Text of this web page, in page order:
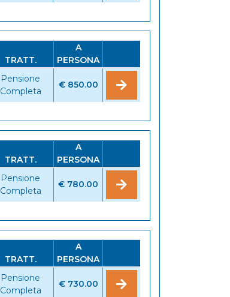
TRATT.
A
PERSONA
Pensione
Completa
€ 850.00
TRATT.
A
PERSONA
Pensione
Completa
€ 780.00
TRATT.
A
PERSONA
Pensione
Completa
€ 730.00